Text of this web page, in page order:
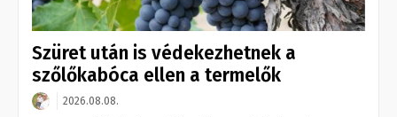
Szüret után is védekezhetnek a
szőlőkabóca ellen a termelők
2026.08.08.